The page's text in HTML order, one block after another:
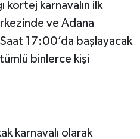
kortej karnavalın ilk
ve Adana
17:00’da başlayacak
binlerce kişi
karnavalı olarak